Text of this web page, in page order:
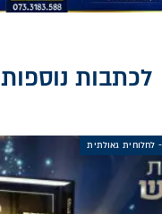
לכתבות נוספות
לחלוחית גאולתית